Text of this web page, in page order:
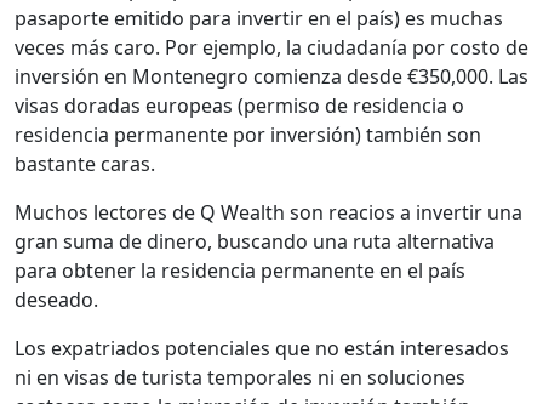
pasaporte emitido para invertir en el país) es muchas
veces más caro. Por ejemplo, la ciudadanía por costo de
inversión en Montenegro comienza desde €350,000. Las
visas doradas europeas (permiso de residencia o
residencia permanente por inversión) también son
bastante caras.
Muchos lectores de Q Wealth son reacios a invertir una
gran suma de dinero, buscando una ruta alternativa
para obtener la residencia permanente en el país
deseado.
Los expatriados potenciales que no están interesados
ni en visas de turista temporales ni en soluciones